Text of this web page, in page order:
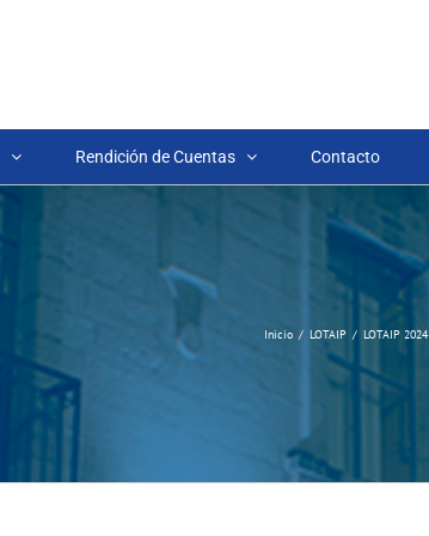
Rendición de Cuentas Contacto
Inicio LOTAIP LOTAIP 2024